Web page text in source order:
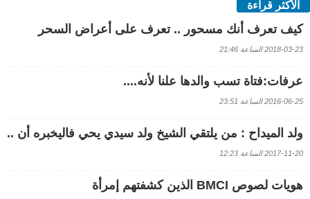
الأكثر قراءة
كيف تعرف أنك مسحور .. تعرف على أعراض السحر
2018-03-23 الساعة 21:46
عرفات:فتاة تسب والدها علنا لأنه....
2016-06-25 الساعة 23:51
ولد الميداح : من يلتقي الشيخ ولد سيدي يحي فاليخبره أن ..
2017-11-20 الساعة 12:23
هويات لصوص BMCI الذين كشفتهم إمرأة